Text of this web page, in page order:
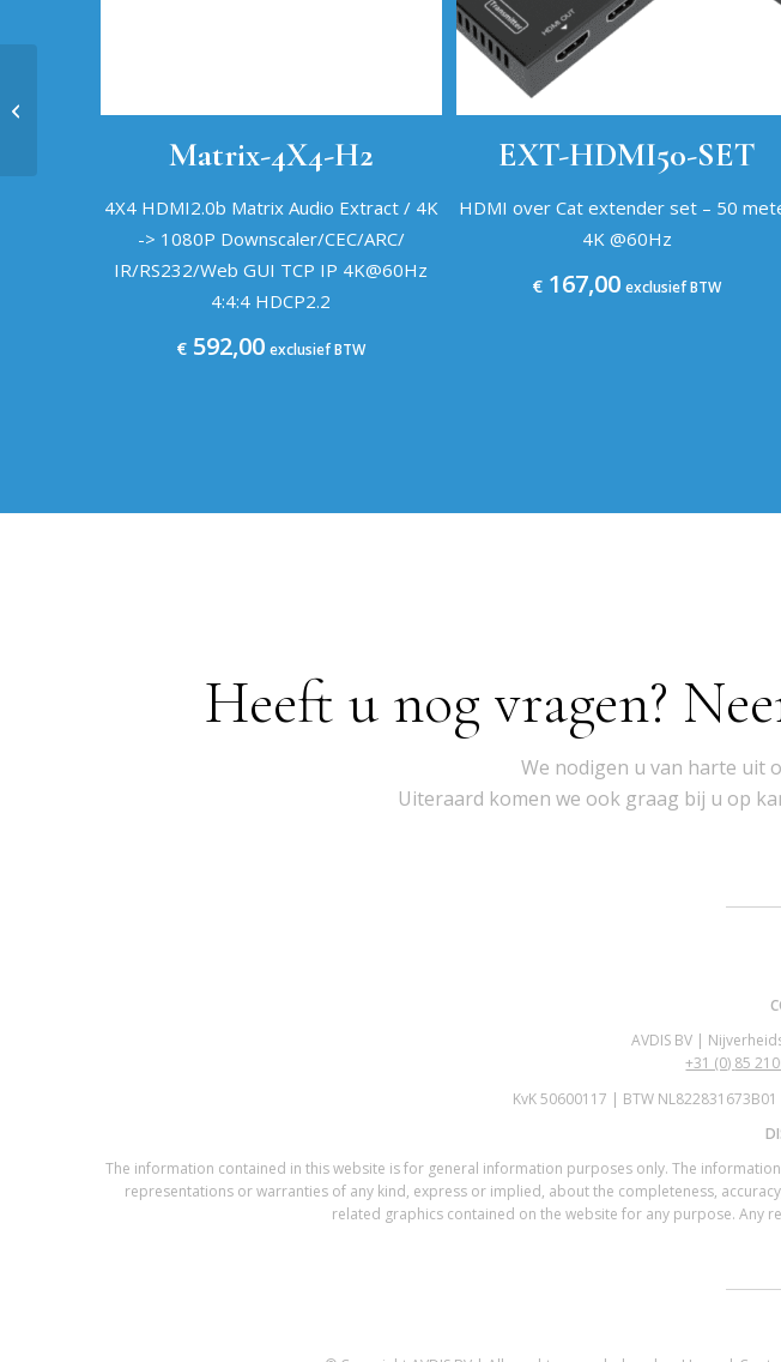
Matrix-4X4-H2
4X4 HDMI2.0b Matrix Audio Extract / 4K
-> 1080P Downscaler/CEC/ARC/
IR/RS232/Web GUI TCP IP 4K@60Hz
4:4:4 HDCP2.2
€ 592,00 exclusief BTW
EXT-HDMI50-SET
HDMI over Cat extender set – 50
4K @60Hz
€ 167,00 exclusief BTW
Heeft u nog vragen?
We nodigen u van harte uit
Uiteraard komen we ook graag bij u op
AVDIS BV |
+31 (0) 85
KvK 50600117 | BTW
The information contained in this website is for general information purposes only. The
representations or warranties of any kind, express or implied, about the completeness,
related graphics contained on the website for any purpose. Any